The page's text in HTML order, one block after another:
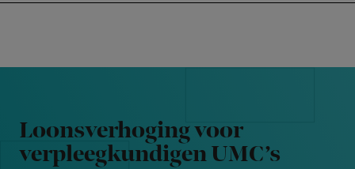
navigation
content
Nursing
Loonsverhoging voor
verpleegkundigen UMC’s